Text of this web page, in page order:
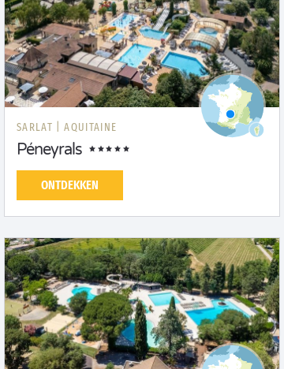
SARLAT | AQUITAINE
Péneyrals
ONTDEKKEN